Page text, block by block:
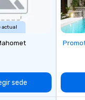
actual
sede